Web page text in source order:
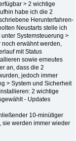
> 2 wichtige
habe ich die 2
Herunterfahren-
Neustarts stelle ich
Systemsteuerung >
erwähnt werden,
mit Status
sowie erneutes
an, dass die 2
jedoch immer
> System und Sicherheit
2 wichtige
- Updates
10-minütiger
sie werden immer wieder